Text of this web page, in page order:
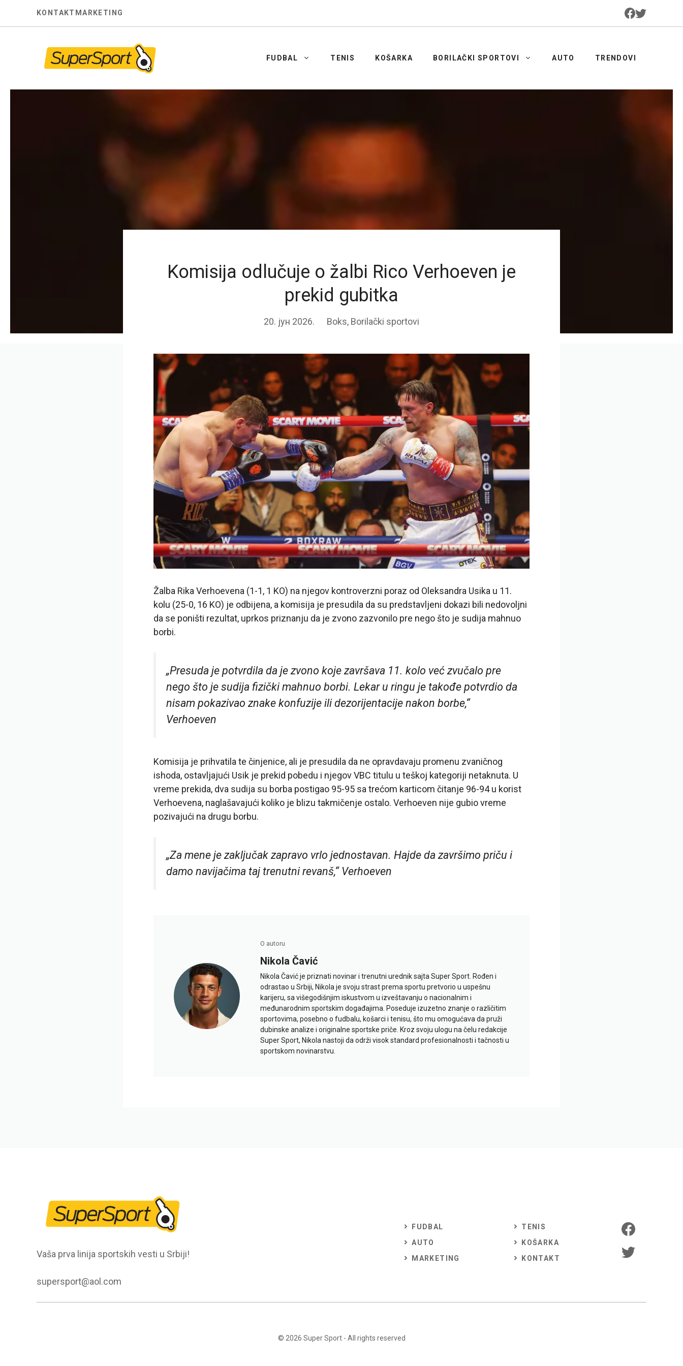
KONTAKT MARKETING
FUDBAL TENIS KOŠARKA BORILAČKI SPORTOVI AUTO TRENDOVI
Komisija odlučuje o žalbi Rico Verhoeven je
prekid gubitka
20. јун 2026. Boks, Borilački sportovi
Žalba Rika Verhoevena (1-1, 1 KO) na njegov kontroverzni poraz od Oleksandra Usika u 11.
kolu (25-0, 16 KO) je odbijena, a komisija je presudila da su predstavljeni dokazi bili nedovoljni
da se poništi rezultat, uprkos priznanju da je zvono zazvonilo pre nego što je sudija mahnuo
borbi.
„Presuda je potvrdila da je zvono koje završava 11. kolo već zvučalo pre
nego što je sudija fizički mahnuo borbi. Lekar u ringu je takođe potvrdio da
nisam pokazivao znake konfuzije ili dezorijentacije nakon borbe,“
Verhoeven
Komisija je prihvatila te činjenice, ali je presudila da ne opravdavaju promenu zvaničnog
ishoda, ostavljajući Usik je prekid pobedu i njegov VBC titulu u teškoj kategoriji netaknuta. U
vreme prekida, dva sudija su borba postigao 95-95 sa trećom karticom čitanje 96-94 u korist
Verhoevena, naglašavajući koliko je blizu takmičenje ostalo. Verhoeven nije gubio vreme
pozivajući na drugu borbu.
„Za mene je zaključak zapravo vrlo jednostavan. Hajde da završimo priču i
damo navijačima taj trenutni revanš,“ Verhoeven
O autoru
Nikola Čavić
Nikola Čavić je priznati novinar i trenutni urednik sajta Super Sport. Rođen i
odrastao u Srbiji, Nikola je svoju strast prema sportu pretvorio u uspešnu
karijeru, sa višegodišnjim iskustvom u izveštavanju o nacionalnim i
međunarodnim sportskim događajima. Poseduje izuzetno znanje o različitim
sportovima, posebno o fudbalu, košarci i tenisu, što mu omogućava da pruži
dubinske analize i originalne sportske priče. Kroz svoju ulogu na čelu redakcije
Super Sport, Nikola nastoji da održi visok standard profesionalnosti i tačnosti u
sportskom novinarstvu.
Vaša prva linija sportskih vesti u Srbiji!
supersport@aol.com
FUDBAL
AUTO
MARKETING
TENIS
KOŠARKA
KONTAKT
© 2026 Super Sport- All rights reserved